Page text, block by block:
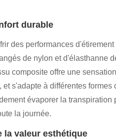
durable
des performances
de nylon et d'élasthanne
composite offre une
s'adapte à différentes formes
évaporer la transpiration
la journée.
la valeur esthétique